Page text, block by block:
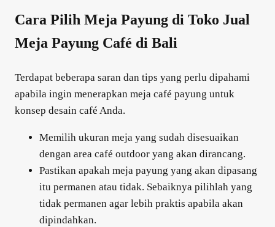
Cara Pilih Meja Payung di Toko Jual
Meja Payung Café di Bali
Terdapat beberapa saran dan tips yang perlu dipahami
apabila ingin menerapkan meja café payung untuk
konsep desain café Anda.
Memilih ukuran meja yang sudah disesuaikan
dengan area café outdoor yang akan dirancang.
Pastikan apakah meja payung yang akan dipasang
itu permanen atau tidak. Sebaiknya pilihlah yang
tidak permanen agar lebih praktis apabila akan
dipindahkan.